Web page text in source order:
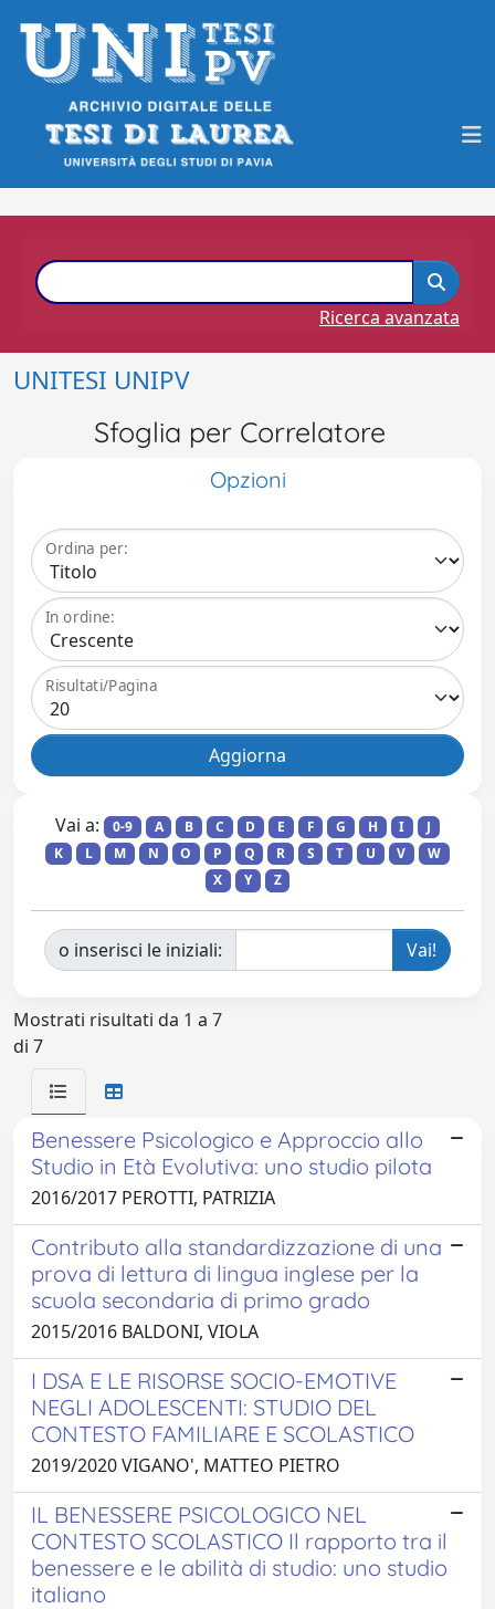
Ricerca avanzata
UNITESI UNIPV
Sfoglia per Correlatore
Opzioni
Ordina per:
In ordine:
Risultati/Pagina
Vai a: 0-9 A B C D E F G H I
J
K
L M N O P Q R S T U V
W
X
Y Z
o inserisci le iniziali:
Mostrati risultati da 1 a 7
di 7
Benessere Psicologico e Approccio allo
Studio in Età Evolutiva: uno studio pilota
2016/2017 PEROTTI, PATRIZIA
Contributo alla standardizzazione di una
prova di lettura di lingua inglese per la
scuola secondaria di primo grado
2015/2016 BALDONI, VIOLA
I DSA E LE RISORSE SOCIO-EMOTIVE
NEGLI ADOLESCENTI: STUDIO DEL
CONTESTO FAMILIARE E SCOLASTICO
2019/2020 VIGANO', MATTEO PIETRO
IL BENESSERE PSICOLOGICO NEL
CONTESTO SCOLASTICO Il rapporto tra il
benessere e le abilità di studio: uno studio
italiano